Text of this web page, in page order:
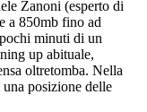
Zanoni (esperto di
a 850mb fino ad
minuti di un
up abituale,
oltretomba. Nella
posizione delle